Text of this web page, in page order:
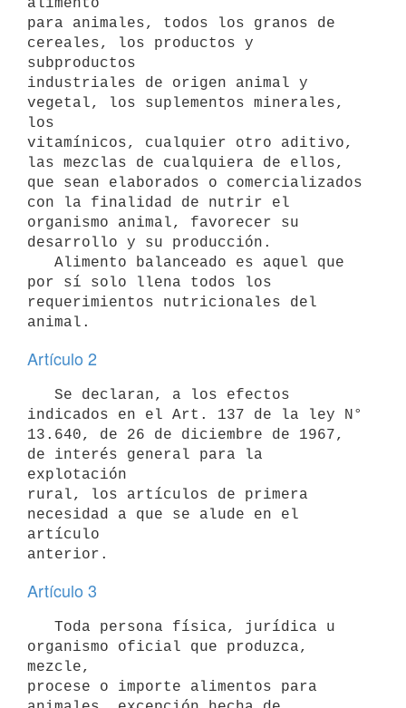
para animales, todos los granos de
cereales, los productos y
subproductos
industriales de origen animal y
vegetal, los suplementos minerales,
los
vitamínicos, cualquier otro aditivo,
las mezclas de cualquiera de ellos,
que sean elaborados o comercializados
con la finalidad de nutrir el
organismo animal, favorecer su
desarrollo y su producción.
por sí solo llena todos los
requerimientos nutricionales del
Artículo 2
indicados en el Art. 137 de la ley N°
13.640, de 26 de diciembre de 1967,
de interés general para la
explotación
rural, los artículos de primera
necesidad a que se alude en el
artículo
Artículo 3
organismo oficial que produzca,
mezcle,
procese o importe alimentos para